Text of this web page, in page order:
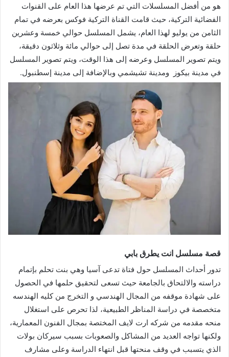
هو من أفضل المسلسلات التي تم عرضها هذا العام على القنوات
الفضائية التركية، حيث قامت القناة التركية فوكس بعرضه في تمام
الثامن من يوليو لهذا العام، يشمل المسلسل حوالي خمسة وعشرين
حلقة وتعرض الحلقة في مدة تصل إلى حوالي مائة وثلاثون دقيقة،
ويتم تصوير المسلسل وعرضه إلى هذا الوقت، ويتم تصوير المسلسل
في مدينة بيكوز ومدينة تشيشمي وبالإضافة إلى مدينة إسطنبول.
قصة مسلسل انت يطرق بابي
تدور أحداث المسلسل حول فتاة تدعى آسيا وهي بنت تحلم بإتمام
دراسته والالتحاق بالجامعة حيث تسعى لتحقيق حلمها في الحصول
على شهادة موقفه من المجال الهندسي و التخرج من كليه الهندسه
متخصصة في دراسة المناظر الطبيعية، لذا تحرص على استغلال
منحه مقدمه من شركه ارت لايف المختصة بمجال الفنون المعمارية،
ولكنها تواجه العديد من المشاكل والصعوبات بسبب سيركان بولات
الذي يتسبب في وقف منحتها قبل انتهاء الدراسة وعلى مشارف